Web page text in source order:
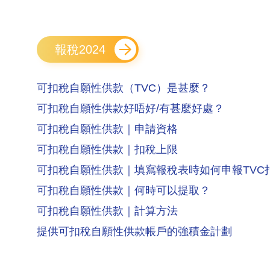
報稅2024
可扣稅自願性供款（TVC）是甚麼？
可扣稅自願性供款好唔好/有甚麼好處？
可扣稅自願性供款｜申請資格
可扣稅自願性供款｜扣稅上限
可扣稅自願性供款｜填寫報稅表時如何申報TVC
可扣稅自願性供款｜何時可以提取？
可扣稅自願性供款｜計算方法
提供可扣稅自願性供款帳戶的強積金計劃